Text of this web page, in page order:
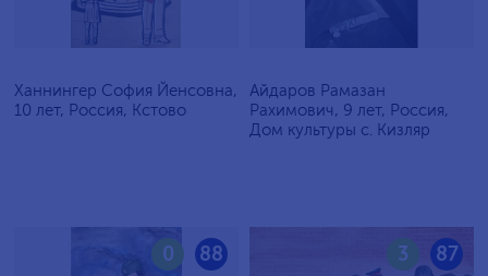
Ханнингер София Йенсовна,
10 лет, Россия, Кстово
Айдаров Рамазан
Рахимович, 9 лет, Россия,
Дом культуры с. Кизляр
88
0 87
3